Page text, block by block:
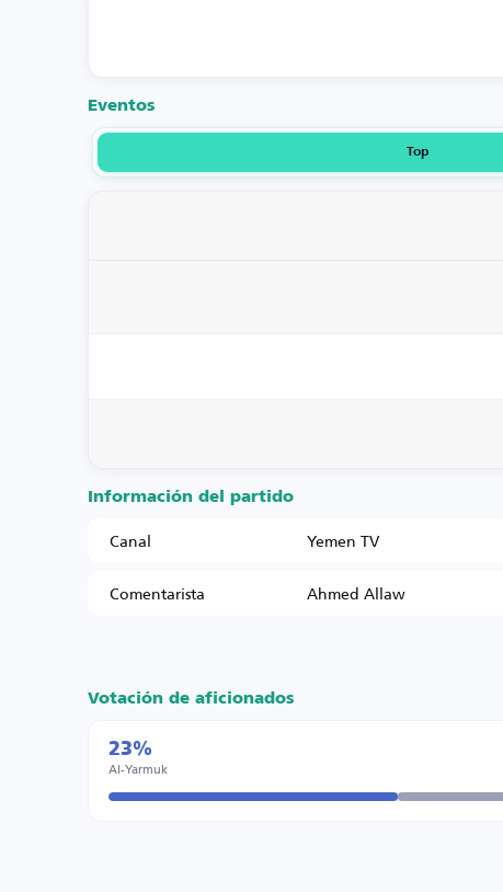
Eventos
Top
Información del partido
Canal
Yemen TV
Comentarista
Ahmed Allaw
Votación de aficionados
23%
Al-Yarmuk